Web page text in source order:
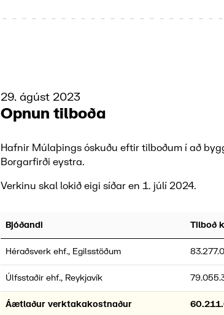
29. ágúst 2023
Opnun tilboða
Hafnir Múlaþings óskuðu eftir tilboðum í að
Borgarfirði eystra.
Verkinu skal lokið eigi síðar en 1. júlí 2024.
Bjóðandi Tilboð
Héraðsverk ehf., Egilsstöðum
Úlfsstaðir ehf., Reykjavík
Áætlaður verktakakostnaður